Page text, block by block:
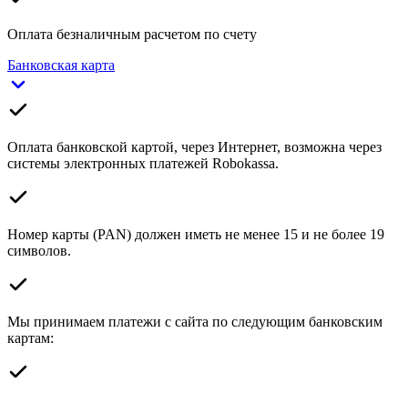
Оплата безналичным расчетом по счету
Банковская карта
Оплата банковской картой, через Интернет, возможна через
системы электронных платежей Robokassa.
Номер карты (PAN) должен иметь не менее 15 и не более 19
символов.
Мы принимаем платежи с сайта по следующим банковским
картам: